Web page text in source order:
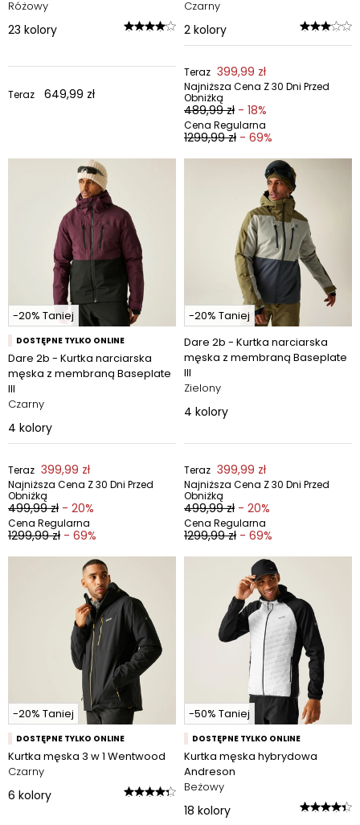
Różowy
23 kolory
Teraz 649,99 zł
Czarny
2 kolory
Teraz 399,99 zł
Najniższa Cena Z 30 Dni Przed
Obniżką
489,99 zł - 18%
Cena Regularna
1299,99 zł - 69%
-20% Taniej
DOSTĘPNE TYLKO ONLINE
Dare 2b - Kurtka narciarska
męska z membraną Baseplate
III
Czarny
4 kolory
Teraz 399,99 zł
Najniższa Cena Z 30 Dni Przed
Obniżką
499,99 zł - 20%
Cena Regularna
1299,99 zł - 69%
-20% Taniej
Dare 2b - Kurtka narciarska
męska z membraną Baseplate
III
Zielony
4 kolory
Teraz 399,99 zł
Najniższa Cena Z 30 Dni Przed
Obniżką
499,99 zł - 20%
Cena Regularna
1299,99 zł - 69%
-20% Taniej
DOSTĘPNE TYLKO ONLINE
Kurtka męska 3 w 1 Wentwood
Czarny
6 kolory
-50% Taniej
DOSTĘPNE TYLKO ONLINE
Kurtka męska hybrydowa
Andreson
Beżowy
18 kolory